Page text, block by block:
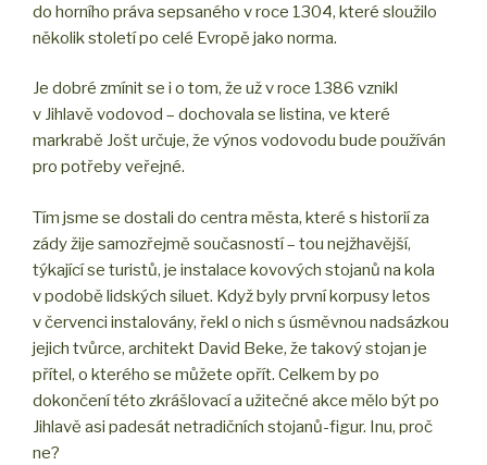
do horního práva sepsaného v roce 1304, které sloužilo
několik století po celé Evropě jako norma.
Je dobré zmínit se i o tom, že už v roce 1386 vznikl
v Jihlavě vodovod – dochovala se listina, ve které
markrabě Jošt určuje, že výnos vodovodu bude používán
pro potřeby veřejné.
Tím jsme se dostali do centra města, které s historií za
zády žije samozřejmě současností – tou nejžhavější,
týkající se turistů, je instalace kovových stojanů na kola
v podobě lidských siluet. Když byly první korpusy letos
v červenci instalovány, řekl o nich s úsměvnou nadsázkou
jejich tvůrce, architekt David Beke, že takový stojan je
přítel, o kterého se můžete opřít. Celkem by po
dokončení této zkrášlovací a užitečné akce mělo být po
Jihlavě asi padesát netradičních stojanů-figur. Inu, proč
ne?